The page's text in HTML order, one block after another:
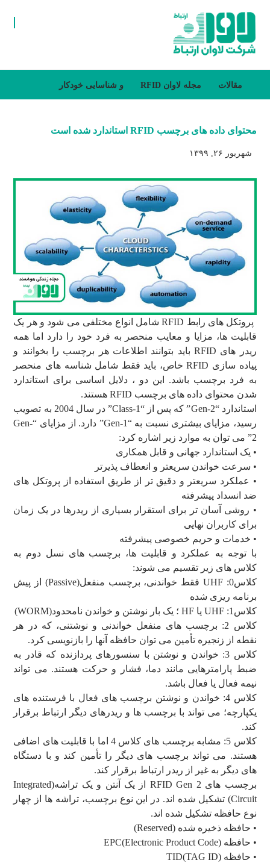
مقالات مجله لاوان RFID و شناسایی خودکار
محتوای داده های برچسب RFID استاندارد شده است
شهریور ۲۶, ۱۳۹۹
پروتکل های رابط RFID شامل انواع مختلفی می شود و هر یک
قابلیت ها، مزایا و معایب منحصر به فرد خود را دارد اما همه
ریدر های RFID باید بتوانند اطلاعات هر برچسب را بخوانند و
پیاده سازی RFID خاص، باید فقط شامل شناسه های منحصر
به فرد برچسب باشد. این دو ، دلایل اساسی برای استاندارد
شدن محتوای داده های برچسب RFID هستند.
استاندارد “Gen-2” که پس از “Class-1” در سال 2004 به تصویب
رسید، مزایای بیشتری نسبت به “Gen-1” دارد. از مزایای “Gen-
2” می توان به موارد زیر اشاره کرد:
• یک استاندارد جهانی و قابل همکاری
• سرعت خواندن سریعتر و انعطاف پذیرتر
• عملکرد سریعتر و دقیق تر از طریق استفاده از پروتکل های
ضد انسداد پیشرفته
• روشی آسان تر برای استقرار بسیاری از ریدرها در یک زمان
برای کاربران نهایی
• خدمات و حریم خصوصی پیشرفته
با توجه به عملکرد و قابلیت ها، برچسب های نسل دوم به
کلاس های زیر تقسیم می شوند:
کلاس0: UHF فقط خواندنی، برچسب منفعل(Passive) از پیش
برنامه ریزی شده
کلاس1: UHF یا HF ؛ یک بار نوشتن و خواندن نامحدود(WORM)
کلاس 2: برچسب های منفعل خواندنی و نوشتنی، که در هر
نقطه از زنجیره تأمین می توان حافظه آنها را بازنویسی کرد.
کلاس 3: خواندن و نوشتن با سنسورهای پردازنده که قادر به
ضبط پارامترهایی مانند دما، فشار و حرکت هستند. می تواند
نیمه فعال یا فعال باشد.
کلاس 4: خواندن و نوشتن برچسب های فعال با فرستنده های
یکپارچه؛ می تواند با برچسب ها و ریدرهای دیگر ارتباط برقرار
کند.
کلاس 5: مشابه برچسب های کلاس 4 اما با قابلیت های اضافی
هستند. می تواند برچسب های دیگر را تأمین کند و با دستگاه
های دیگر به غیر از ریدر ارتباط برقرار کند.
برچسب های RFID Gen 2 از یک آنتن و یک تراشه(Integrated
Circuit) تشکیل شده اند. در این نوع برچسب، تراشه ها از چهار
نوع حافظه تشکیل شده اند.
• حافظه ذخیره شده (Reserved)
• حافظه (EPC(Electronic Product Code
• حافظه (TID(TAG ID